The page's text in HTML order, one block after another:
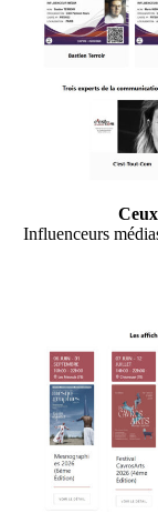
Influenceurs